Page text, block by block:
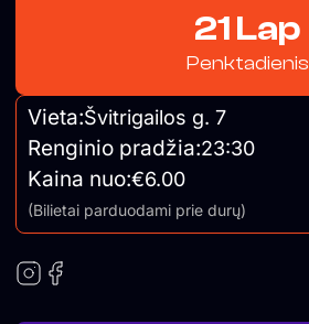
21 Lap
Penktadienis
Vieta:Švitrigailos g. 7
Renginio pradžia:23:30
Kaina nuo:€6.00
(Bilietai parduodami prie durų)